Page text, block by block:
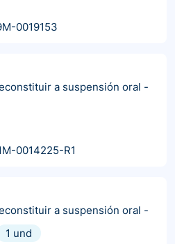
0019153
a suspensión oral -
0014225-R1
a suspensión oral -
1 und